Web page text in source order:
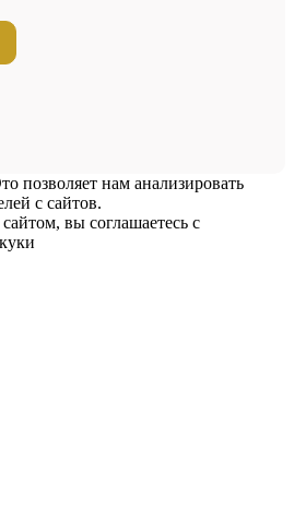
позволяет нам анализировать
с сайтов.
вы соглашаетесь с